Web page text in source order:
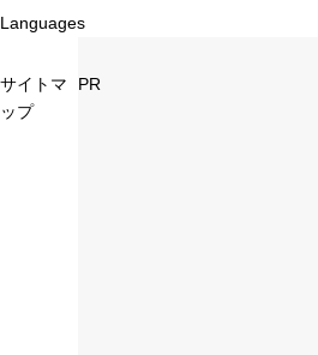
Languages
サイトマ
ップ
PR